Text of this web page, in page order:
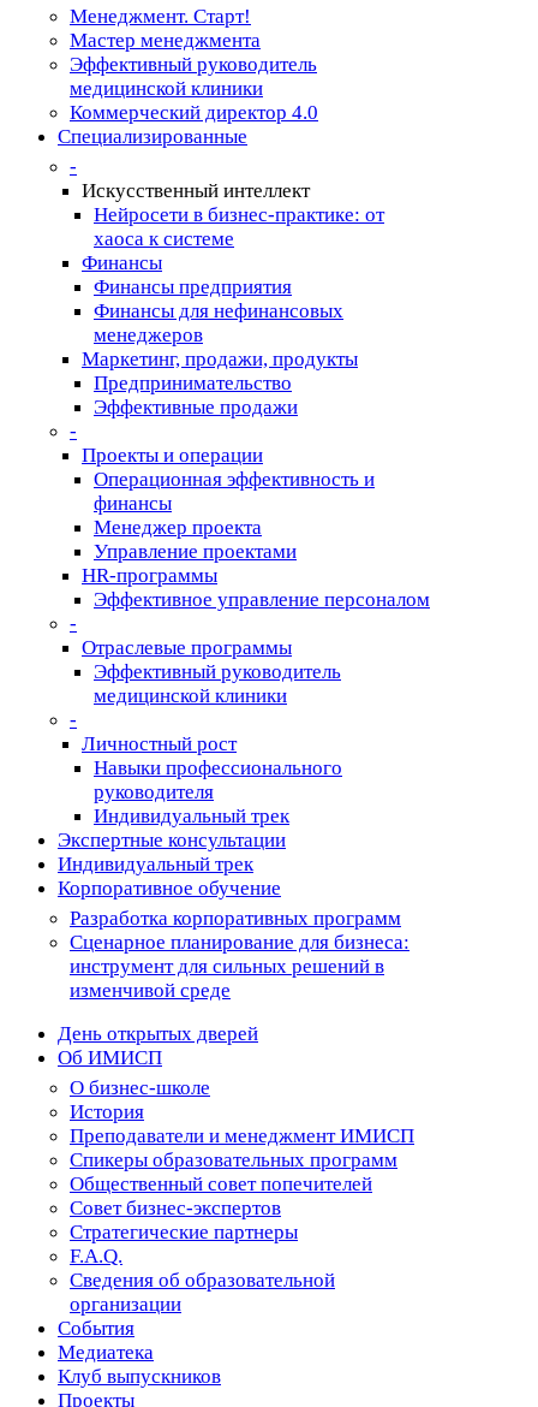
Менеджмент. Старт!
Мастер менеджмента
Эффективный руководитель
медицинской клиники
Коммерческий директор 4.0
Специализированные
-
Искусственный интеллект
Нейросети в бизнес-практике: от
хаоса к системе
Финансы
Финансы предприятия
Финансы для нефинансовых
менеджеров
Маркетинг, продажи, продукты
Предпринимательство
Эффективные продажи
-
Проекты и операции
Операционная эффективность и
финансы
Менеджер проекта
Управление проектами
HR-программы
Эффективное управление персоналом
-
Отраслевые программы
Эффективный руководитель
медицинской клиники
-
Личностный рост
Навыки профессионального
руководителя
Индивидуальный трек
Экспертные консультации
Индивидуальный трек
Корпоративное обучение
Разработка корпоративных программ
Сценарное планирование для бизнеса:
инструмент для сильных решений в
изменчивой среде
День открытых дверей
Об ИМИСП
О бизнес-школе
История
Преподаватели и менеджмент ИМИСП
Спикеры образовательных программ
Общественный совет попечителей
Совет бизнес-экспертов
Cтратегические партнеры
F.A.Q.
Сведения об образовательной
организации
События
Медиатека
Клуб выпускников
Проекты